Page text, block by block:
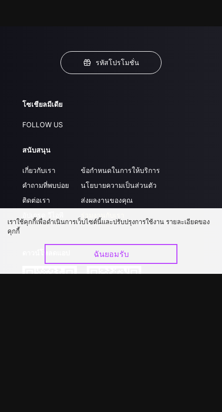
รหัสโปรโมชั่น
โซเชียลมีเดีย
FOLLOW US
สนับสนุน
เกี่ยวกับเรา
คำถามที่พบบ่อย
ติดต่อเรา
ข้อกำหนดในการให้บริการ
นโยบายความเป็นส่วนตัว
ส่งผลงานของคุณ
เราใช้คุกกี้เพื่อดำเนินการเว็บไซต์นี้และปรับปรุงการใช้งาน รายละเอียดของ
คุกกี้
ฉันยอมรับ